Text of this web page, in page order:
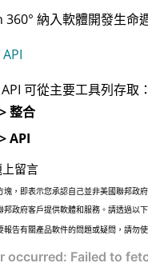
360° 納入軟體開發生命
API
可從主要工具列存取：
整合
API
留言
塊，即表示您承認自己並非美國聯邦政
邦政府客戶提供軟體和服務。請透過以
報告有關產品軟件的問題或疑問，請勿